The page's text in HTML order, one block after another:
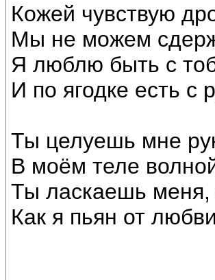
Кожей чувствую
Мы не можем
Я люблю быть с
И по ягодке есть с
Ты целуешь мне
В моём теле
Ты ласкаешь меня,
Как я пьян от